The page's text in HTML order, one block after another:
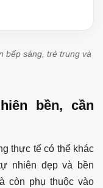
bếp sáng, trẻ trung và
bền, cần
thực tế có thể khác
nhiên đẹp và bền
còn phụ thuộc vào